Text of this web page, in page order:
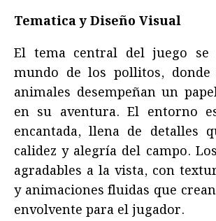
Tematica y Diseño Visual
El tema central del juego
mundo de los pollitos,
animales desempeñan un
en su aventura. El entorno
encantada, llena de detalles
calidez y alegría del campo.
agradables a la vista, con
y animaciones fluidas que
envolvente para el jugador.